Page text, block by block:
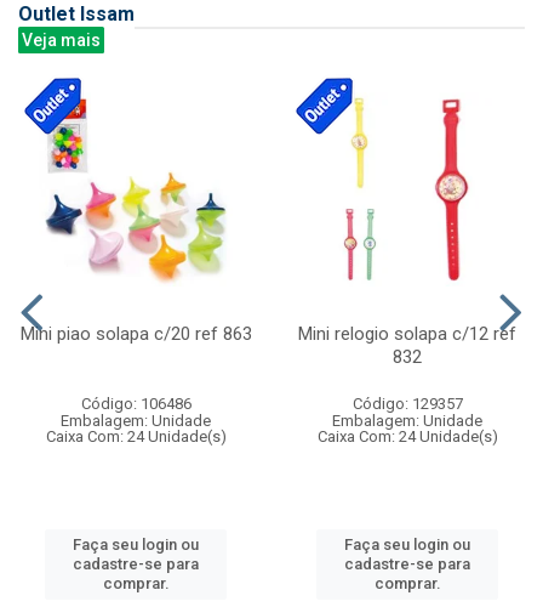
Outlet Issam
Veja mais
Mini piao solapa c/20 ref 863
Código: 106486
Embalagem: Unidade
Caixa Com: 24 Unidade(s)
Faça seu login ou
cadastre-se para
comprar.
Mini relogio solapa c/12 ref
832
Código: 129357
Embalagem: Unidade
Caixa Com: 24 Unidade(s)
Faça seu login ou
cadastre-se para
comprar.